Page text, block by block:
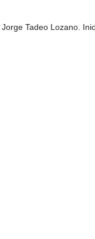
Tadeo Lozano.